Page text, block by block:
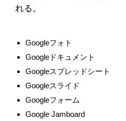
れる。
Googleフォト
Googleドキュメント
Googleスプレッドシート
Googleスライド
Googleフォーム
Google Jamboard